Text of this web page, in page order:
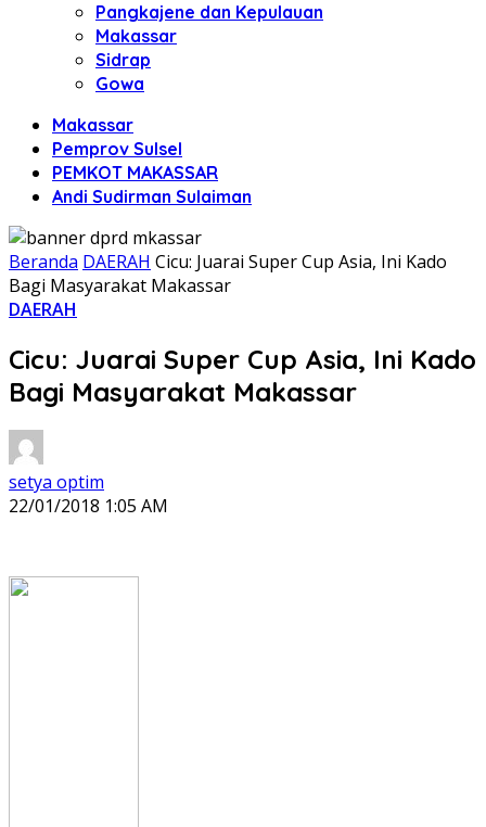
Pangkajene dan Kepulauan
Makassar
Sidrap
Gowa
Makassar
Pemprov Sulsel
PEMKOT MAKASSAR
Andi Sudirman Sulaiman
Beranda DAERAH Cicu: Juarai Super Cup Asia, Ini Kado
Bagi Masyarakat Makassar
DAERAH
Cicu: Juarai Super Cup Asia, Ini Kado
Bagi Masyarakat Makassar
setya optim
22/01/2018 1:05 AM